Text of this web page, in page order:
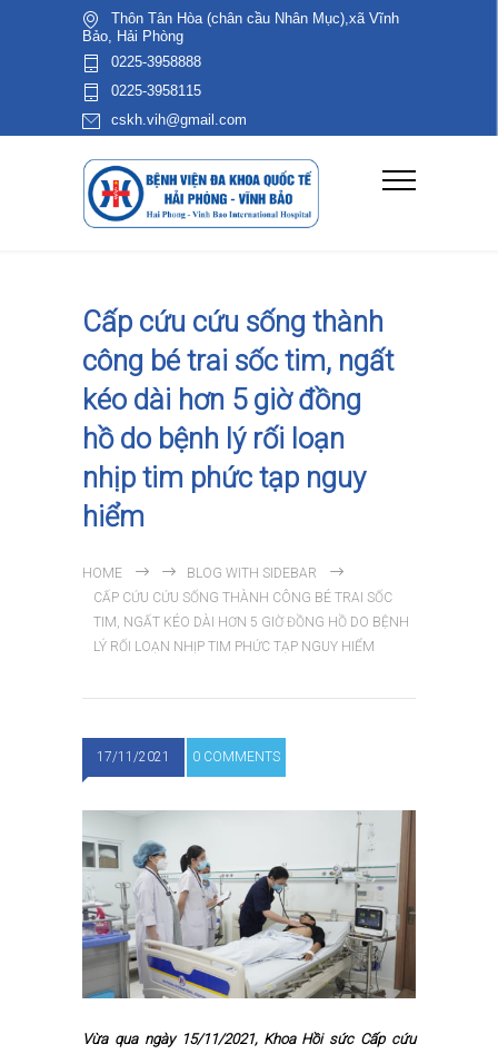
Thôn Tân Hòa (chân cầu Nhân Mục),xã Vĩnh
Bảo, Hải Phòng
0225-3958888
0225-3958115
cskh.vih@gmail.com
Cấp cứu cứu sống thành
công bé trai sốc tim, ngất
kéo dài hơn 5 giờ đồng
hồ do bệnh lý rối loạn
nhịp tim phức tạp nguy
hiểm
HOME
BLOG WITH SIDEBAR
CẤP CỨU CỨU SỐNG THÀNH CÔNG BÉ TRAI SỐC
TIM, NGẤT KÉO DÀI HƠN 5 GIỜ ĐỒNG HỒ DO BỆNH
LÝ RỐI LOẠN NHỊP TIM PHỨC TẠP NGUY HIỂM
17/11/2021 0 COMMENTS
Vừa qua ngày 15/11/2021, Khoa Hồi sức Cấp cứu